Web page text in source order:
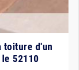
toiture d'un
52110